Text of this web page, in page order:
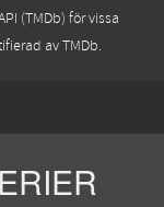
(TMDb) för vissa
av TMDb.